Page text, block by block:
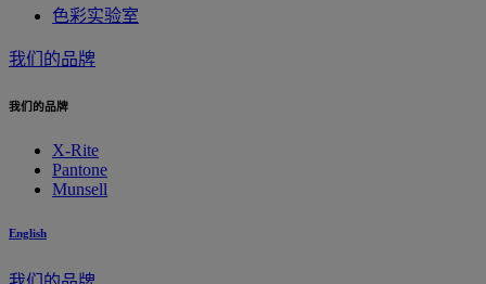
色彩实验室
我们的品牌
我们的品牌
X-Rite
Pantone
Munsell
English